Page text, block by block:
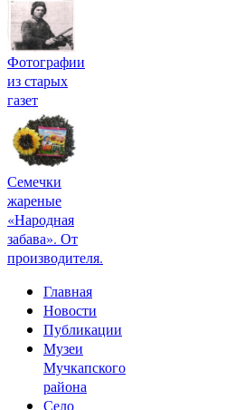
Фотографии
из старых
газет
Семечки
жареные
«Народная
забава». От
производителя.
Главная
Новости
Публикации
Музеи
Мучкапского
района
Село